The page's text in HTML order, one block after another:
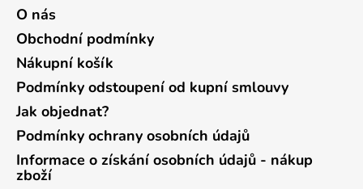
O nás
Obchodní podmínky
Nákupní košík
Podmínky odstoupení od kupní smlouvy
Jak objednat?
Podmínky ochrany osobních údajů
Informace o získání osobních údajů - nákup
zboží